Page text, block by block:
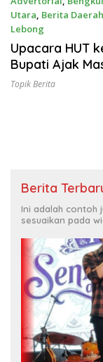
Utara, Berita Daerah
Lebong
Maret 17, 2019
Upacara HUT
Bupati Ajak
Topik Berita
Berita
Ini adalah contoh
sesuaikan pada